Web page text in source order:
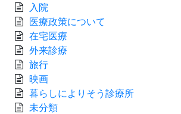
入院
医療政策について
在宅医療
外来診療
旅行
映画
暮らしによりそう診療所
未分類